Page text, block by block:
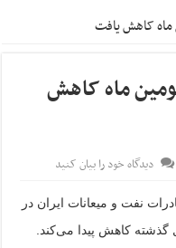
ماه کاهش یافت
ماه کاهش
دیدگاه خود را بیان کنید
نفت و میعانات ایران در
گذشته کاهش پیدا می‌کند.